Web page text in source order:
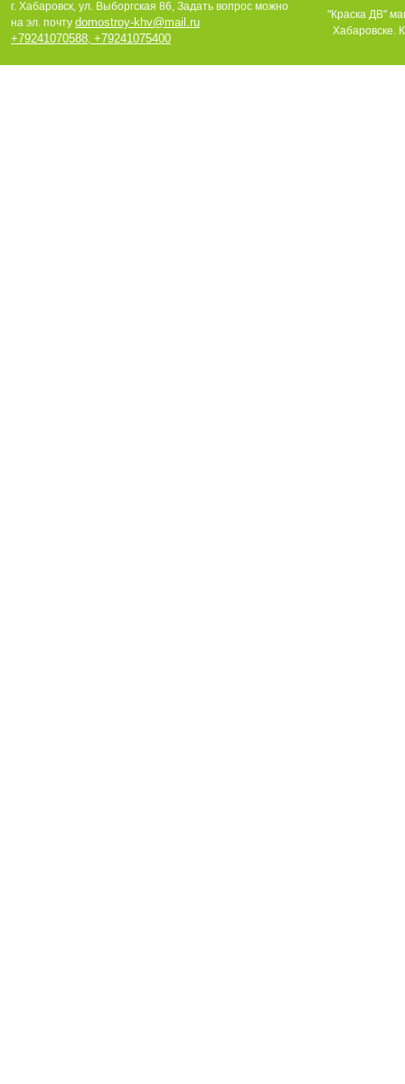
г. Хабаровск, ул. Выборгская 86, Задать вопрос можно
на эл. почту domostroy-khv@mail.ru
+79241070588, +79241075400
"Краска ДВ"
Хабаровске.